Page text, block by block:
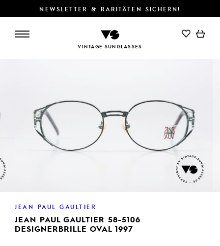
NEWSLETTER & RARITÄTEN SICHERN!
VINTAGE SUNGLASSES
IN DEN WARENKORB
JEAN PAUL GAULTIER
JEAN PAUL GAULTIER 58-5106
DESIGNERBRILLE OVAL 1997